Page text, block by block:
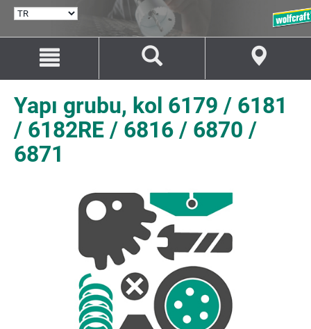
Navigasyona
Yapı grubu, kol 6179 / 6181
/ 6182RE / 6816 / 6870 /
6871